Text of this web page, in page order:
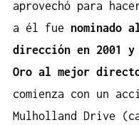
aprovechó para
a él fue nominado
dirección en 2001 y
Oro al mejor
comienza con un
Mulholland Drive